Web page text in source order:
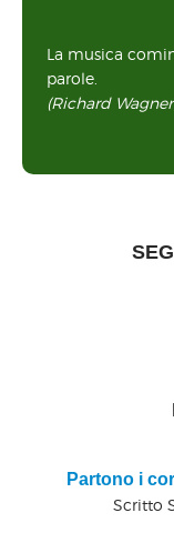
La musica
parole.
(Richard
Partono i
Scritto